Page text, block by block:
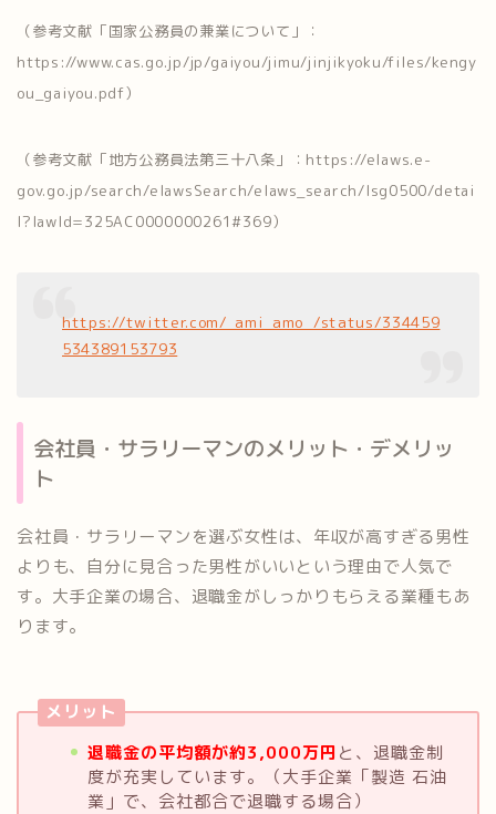
（参考文献「国家公務員の兼業について」：
https://www.cas.go.jp/jp/gaiyou/jimu/jinjikyoku/files/kengy
ou_gaiyou.pdf）
（参考文献「地方公務員法第三十八条」：https://elaws.e-
gov.go.jp/search/elawsSearch/elaws_search/lsg0500/detai
l?lawId=325AC0000000261#369）
https://twitter.com/_ami_amo_/status/334459
534389153793
会社員・サラリーマンのメリット・デメリッ
ト
会社員・サラリーマンを選ぶ女性は、年収が高すぎる男性
よりも、自分に見合った男性がいいという理由で人気で
す。大手企業の場合、退職金がしっかりもらえる業種もあ
ります。
メリット
退職金の平均額が約3,000万円 と、退職金制
度が充実しています。（大手企業「製造 石油
業」で、会社都合で退職する場合）